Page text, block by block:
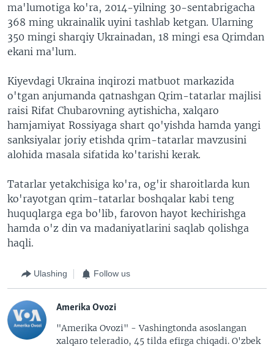
ma'lumotiga ko'ra, 2014-yilning 30-sentabrigacha
368 ming ukrainalik uyini tashlab ketgan. Ularning
350 mingi sharqiy Ukrainadan, 18 mingi esa Qrimdan
ekani ma'lum.
Kiyevdagi Ukraina inqirozi matbuot markazida
o'tgan anjumanda qatnashgan Qrim-tatarlar majlisi
raisi Rifat Chubarovning aytishicha, xalqaro
hamjamiyat Rossiyaga shart qo'yishda hamda yangi
sanksiyalar joriy etishda qrim-tatarlar mavzusini
alohida masala sifatida ko'tarishi kerak.
Tatarlar yetakchisiga ko'ra, og'ir sharoitlarda kun
ko'rayotgan qrim-tatarlar boshqalar kabi teng
huquqlarga ega bo'lib, farovon hayot kechirishga
hamda o'z din va madaniyatlarini saqlab qolishga
haqli.
Ulashing Follow us
Amerika Ovozi
"Amerika Ovozi" - Vashingtonda asoslangan
xalqaro teleradio, 45 tilda efirga chiqadi. O'zbek